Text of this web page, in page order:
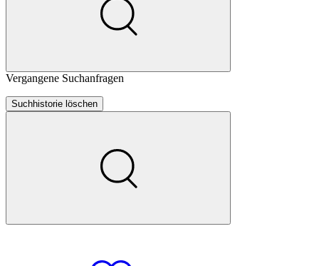
Vergangene Suchanfragen
Suchhistorie löschen